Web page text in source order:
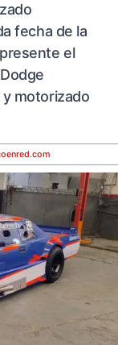
fecha de la
el
y motorizado
.com